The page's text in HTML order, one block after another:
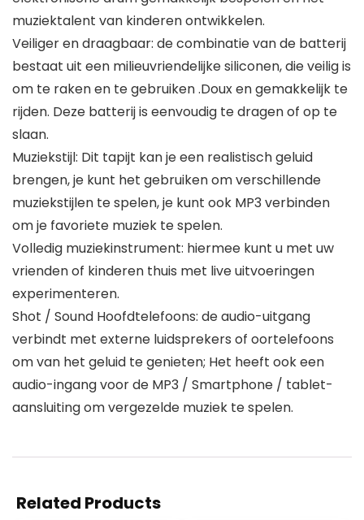
muziektalent van kinderen ontwikkelen.
Veiliger en draagbaar: de combinatie van de batterij
bestaat uit een milieuvriendelijke siliconen, die veilig is
om te raken en te gebruiken .Doux en gemakkelijk te
rijden. Deze batterij is eenvoudig te dragen of op te
slaan.
Muziekstijl: Dit tapijt kan je een realistisch geluid
brengen, je kunt het gebruiken om verschillende
muziekstijlen te spelen, je kunt ook MP3 verbinden
om je favoriete muziek te spelen.
Volledig muziekinstrument: hiermee kunt u met uw
vrienden of kinderen thuis met live uitvoeringen
experimenteren.
Shot / Sound Hoofdtelefoons: de audio-uitgang
verbindt met externe luidsprekers of oortelefoons
om van het geluid te genieten; Het heeft ook een
audio-ingang voor de MP3 / Smartphone / tablet-
aansluiting om vergezelde muziek te spelen.
Related Products